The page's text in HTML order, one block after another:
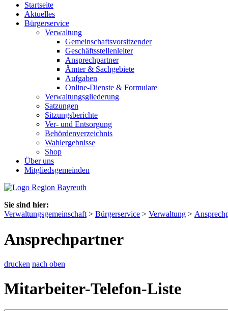
Startseite
Aktuelles
Bürgerservice
Verwaltung
Gemeinschaftsvorsitzender
Geschäftsstellenleiter
Ansprechpartner
Ämter & Sachgebiete
Aufgaben
Online-Dienste & Formulare
Verwaltungsgliederung
Satzungen
Sitzungsberichte
Ver- und Entsorgung
Behördenverzeichnis
Wahlergebnisse
Shop
Über uns
Mitgliedsgemeinden
Sie sind hier:
Verwaltungsgemeinschaft > Bürgerservice > Verwaltung >
Ansprechpartner
drucken nach oben
Mitarbeiter-Telefon-Liste